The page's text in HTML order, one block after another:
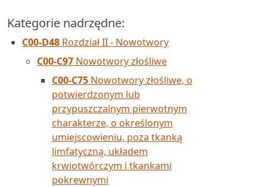
Kategorie nadrzędne:
C00-D48 Rozdział II - Nowotwory
C00-C97 Nowotwory złośliwe
C00-C75 Nowotwory złośliwe, o
potwierdzonym lub
przypuszczalnym pierwotnym
charakterze, o określonym
umiejscowieniu, poza tkanką
limfatyczną, układem
krwiotwórczym i tkankami
pokrewnymi